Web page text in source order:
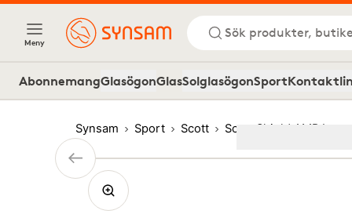
Meny
Sök produkter,
AbonnemangGlasögonGlasSolglasögonSport
Synsam Sport Scott Scott Shield AMP